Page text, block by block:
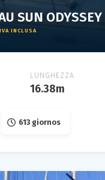
INCLUSA
LUNGHEZZA
16.38m
613 giornos